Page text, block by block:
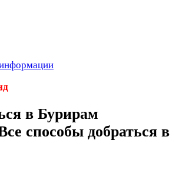
в Бурирам
способы добраться в